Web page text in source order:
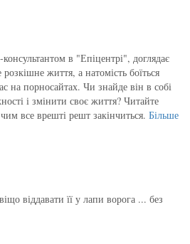
в "Епіцентрі", доглядає
життя, а натомість боїться
на порносайтах. Чи знайде він в собі
і змінити своє життя? Читайте
все врешті решт закінчиться. Більше
віддавати її у лапи ворога ... без